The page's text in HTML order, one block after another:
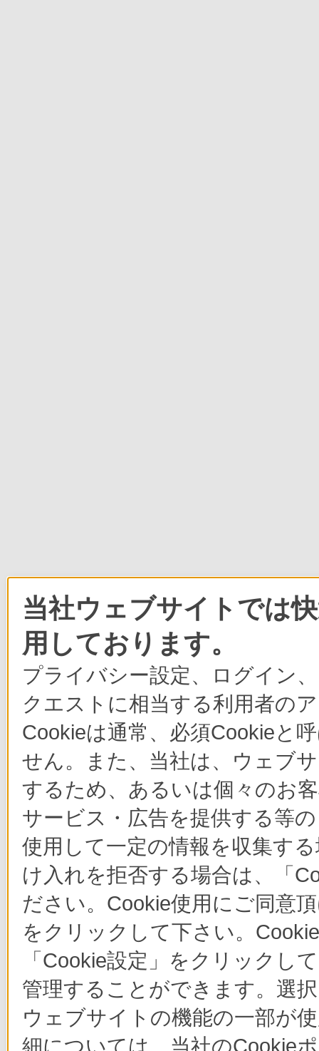
当社ウェブサイトでは
用しております。
プライバシー設定、ログイン
クエストに相当する利用者の
Cookieは通常、必須Cookieと
せん。また、当社は、ウェブ
するため、あるいは個々のお
サービス・広告を提供する等
使用して一定の情報を収集す
け入れを拒否する場合は、「
ださい。Cookie使用にご同意
をクリックして下さい。
「Cookie設定」をクリックし
管理することができます。選
ウェブサイトの機能の一部が
細については、当社のCookie